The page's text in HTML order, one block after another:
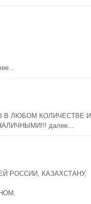
В ЛЮБОМ КОЛИЧЕСТВЕ И
далее...
РОССИИ, КАЗАХСТАНУ,